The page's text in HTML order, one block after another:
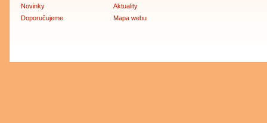
Novinky
Doporučujeme
Aktuality
Mapa webu